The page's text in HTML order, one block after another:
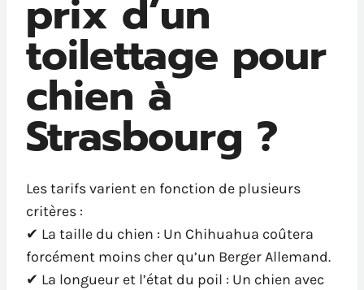
prix d’un
toilettage pour
chien à
Strasbourg ?
Les tarifs varient en fonction de plusieurs
critères :
✔ La taille du chien : Un Chihuahua coûtera
forcément moins cher qu’un Berger Allemand.
✔ La longueur et l’état du poil : Un chien avec